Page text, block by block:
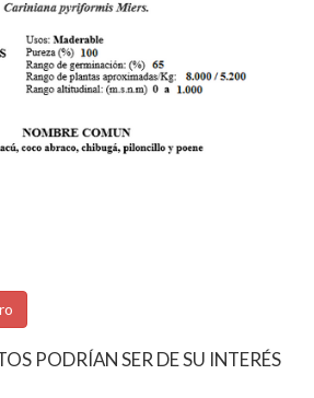
PODRÍAN SER DE SU INTERÉS